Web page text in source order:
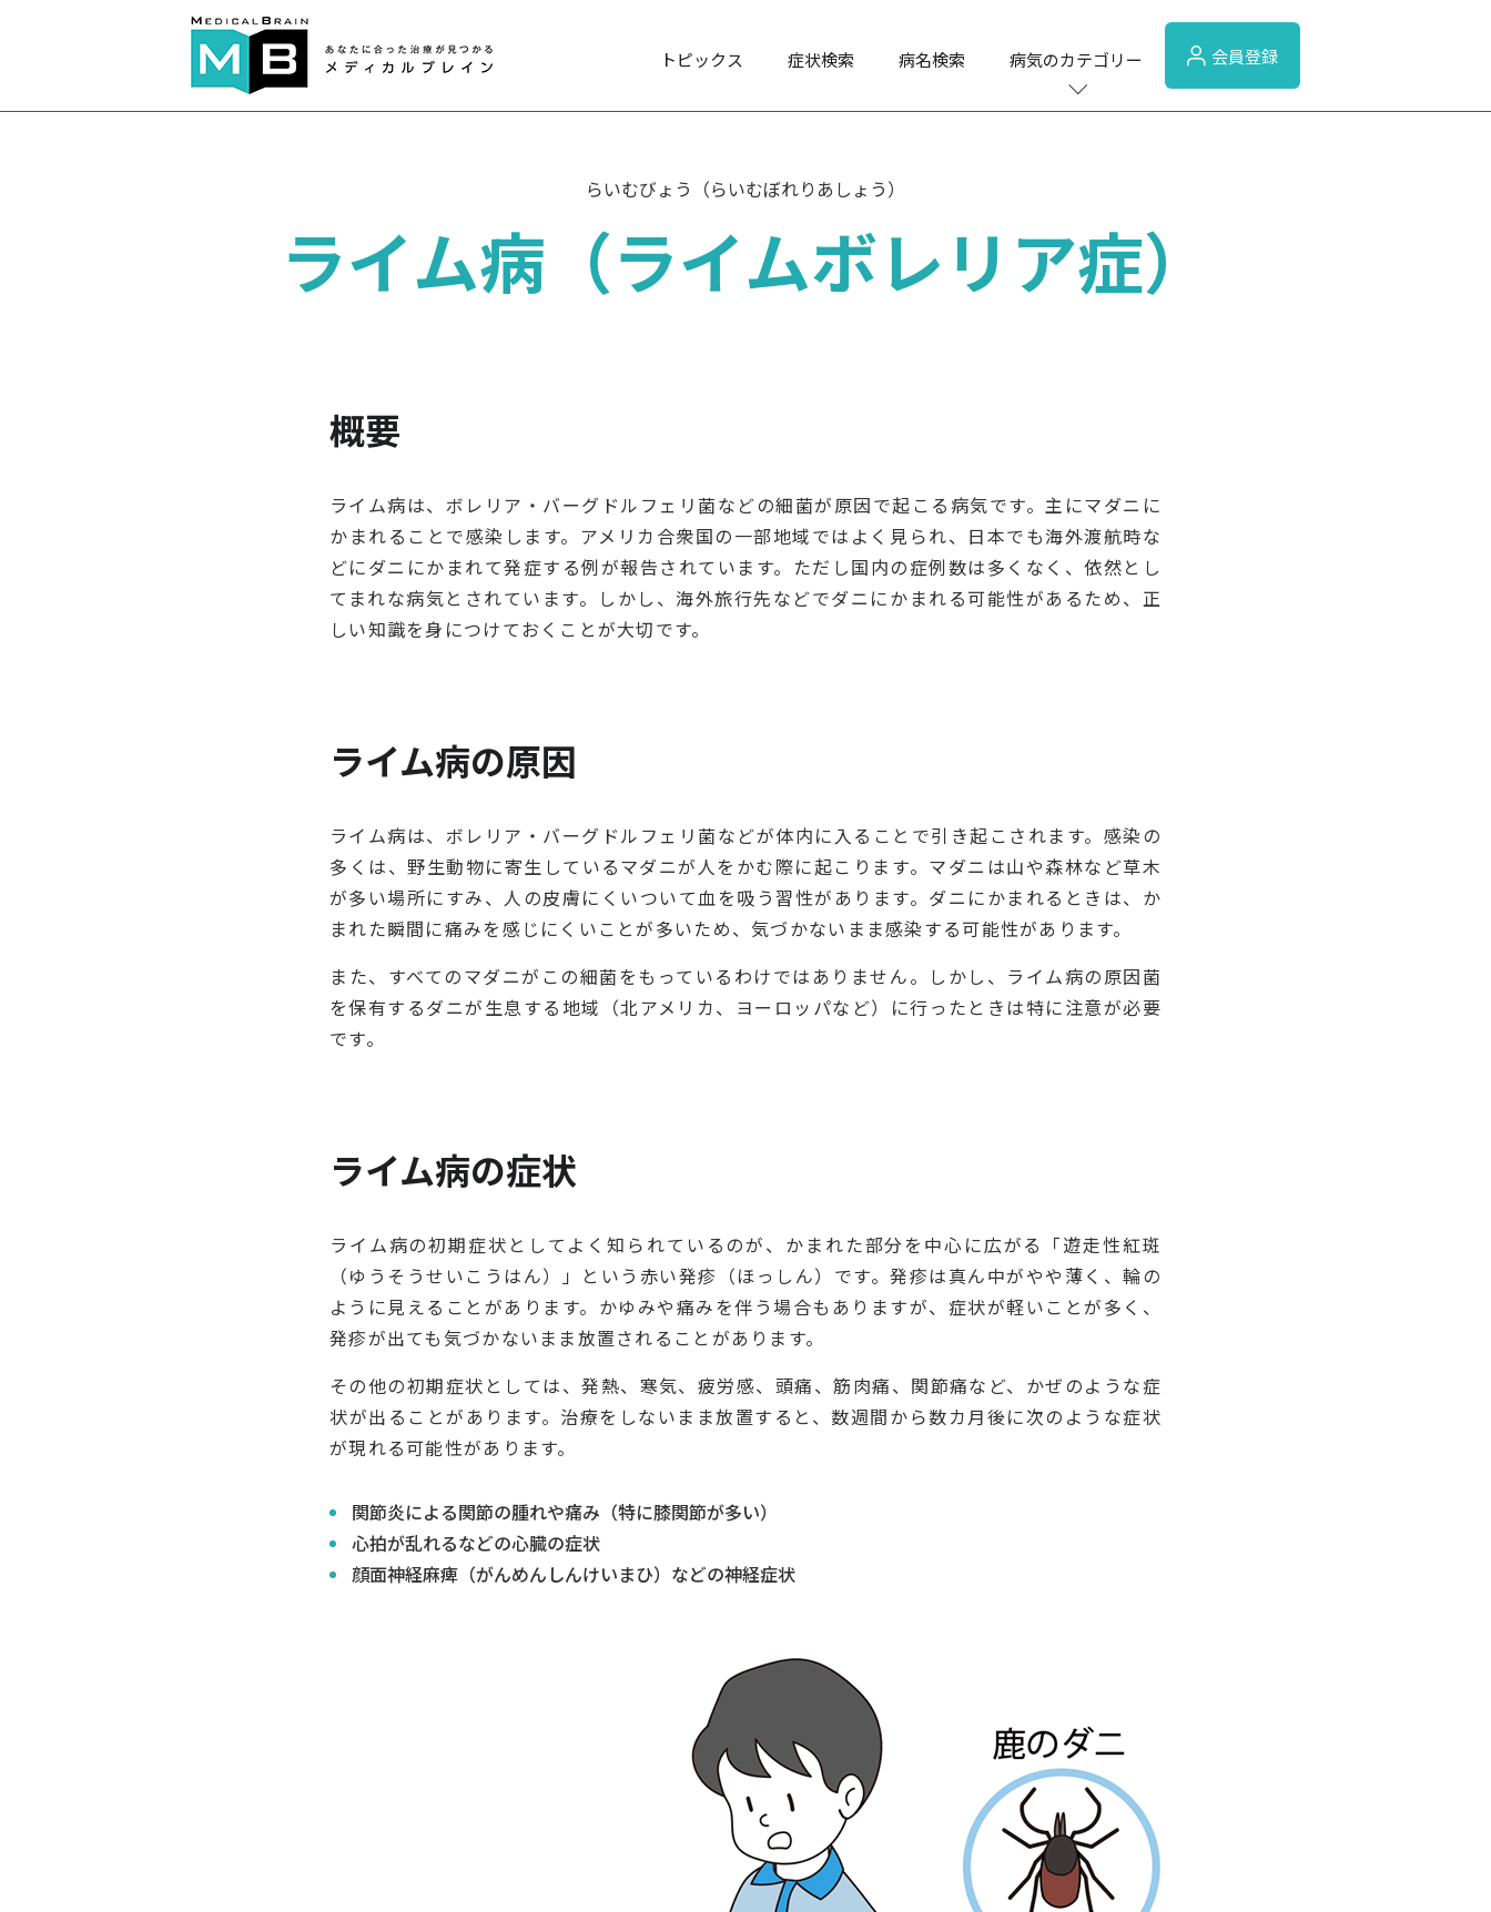
トピックス 症状検索 病名検索 病気のカテゴリー 会員登録
らいむびょう（らいむぼれりあしょう）
ライム病（ライムボレリア症）
概要
ライム病は、ボレリア・バーグドルフェリ菌などの細菌が原因で起こる病気です。主にマダニに
かまれることで感染します。アメリカ合衆国の一部地域ではよく見られ、日本でも海外渡航時な
どにダニにかまれて発症する例が報告されています。ただし国内の症例数は多くなく、依然とし
てまれな病気とされています。しかし、海外旅行先などでダニにかまれる可能性があるため、正
しい知識を身につけておくことが大切です。
ライム病の原因
ライム病は、ボレリア・バーグドルフェリ菌などが体内に入ることで引き起こされます。感染の
多くは、野生動物に寄生しているマダニが人をかむ際に起こります。マダニは山や森林など草木
が多い場所にすみ、人の皮膚にくいついて血を吸う習性があります。ダニにかまれるときは、か
まれた瞬間に痛みを感じにくいことが多いため、気づかないまま感染する可能性があります。
また、すべてのマダニがこの細菌をもっているわけではありません。しかし、ライム病の原因菌
を保有するダニが生息する地域（北アメリカ、ヨーロッパなど）に行ったときは特に注意が必要
です。
ライム病の症状
ライム病の初期症状としてよく知られているのが、かまれた部分を中心に広がる「遊走性紅斑
（ゆうそうせいこうはん）」という赤い発疹（ほっしん）です。発疹は真ん中がやや薄く、輪の
ように見えることがあります。かゆみや痛みを伴う場合もありますが、症状が軽いことが多く、
発疹が出ても気づかないまま放置されることがあります。
その他の初期症状としては、発熱、寒気、疲労感、頭痛、筋肉痛、関節痛など、かぜのような症
状が出ることがあります。治療をしないまま放置すると、数週間から数カ月後に次のような症状
が現れる可能性があります。
関節炎による関節の腫れや痛み（特に膝関節が多い）
心拍が乱れるなどの心臓の症状
顔面神経麻痺（がんめんしんけいまひ）などの神経症状